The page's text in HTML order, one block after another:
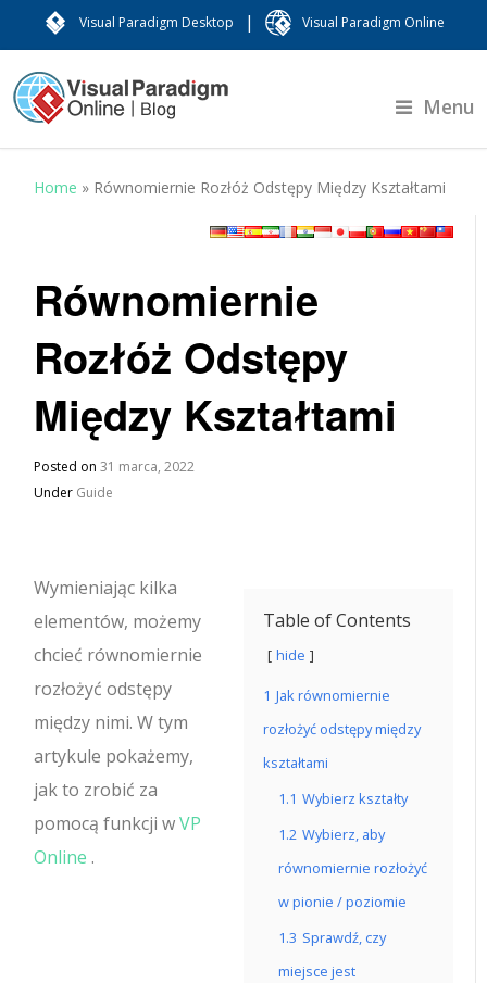
Visual Paradigm Desktop | Visual Paradigm Online
Menu
Home » Równomiernie Rozłóż Odstępy Między Kształtami
Równomiernie
Rozłóż Odstępy
Między Kształtami
Posted on31 marca, 2022
Under Guide
Table of Contents
hide
1 Jak równomiernie
rozłożyć odstępy między
kształtami
1.1 Wybierz kształty
1.2 Wybierz, aby
równomiernie rozłożyć
w pionie / poziomie
1.3 Sprawdź, czy
miejsce jest
Wymieniając kilka
elementów, możemy
chcieć równomiernie
rozłożyć odstępy
między nimi.W tym
artykule pokażemy,
jak to zrobić za
pomocą funkcji wVP
Online .